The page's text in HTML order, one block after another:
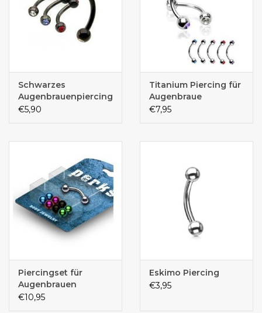
Schwarzes
Augenbrauenpiercing
€5,90
Titanium Piercing für
Augenbraue
€7,95
Piercingset für
Augenbrauen
€10,95
Eskimo Piercing
€3,95